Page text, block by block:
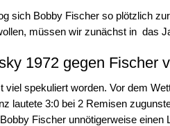
sich Bobby Fischer so plötzlich
müssen wir zunächst in das
1972 gegen Fischer
viel spekuliert worden. Vor dem
lautete 3:0 bei 2 Remisen
Fischer unnötigerweise